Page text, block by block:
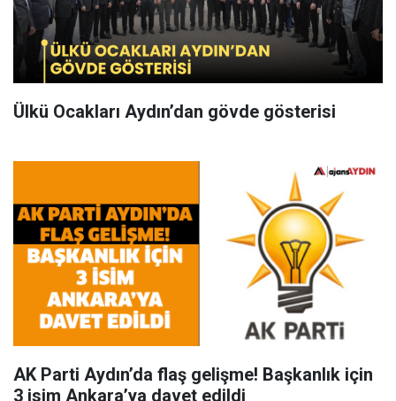
Ülkü Ocakları Aydın’dan gövde gösterisi
AK Parti Aydın’da flaş gelişme! Başkanlık için
3 isim Ankara’ya davet edildi